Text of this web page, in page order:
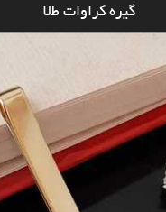
گیره کراوات طلا